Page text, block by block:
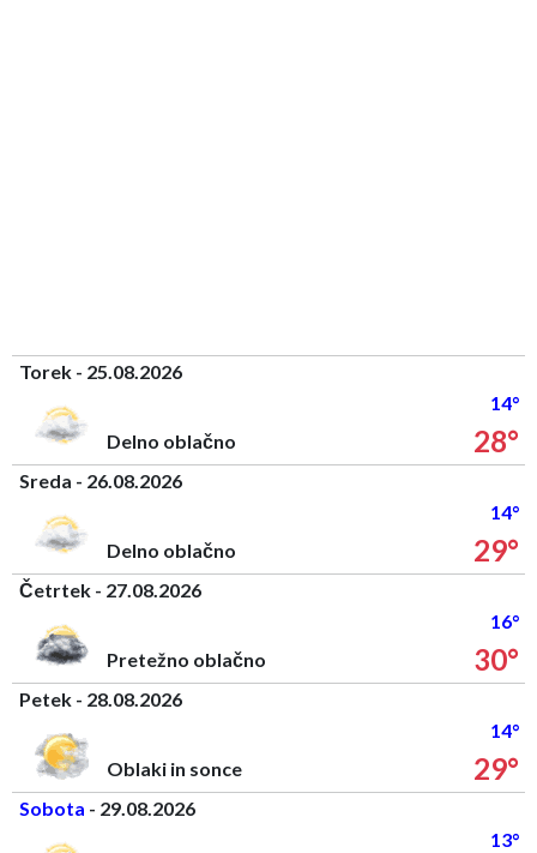
Torek - 25.08.2026
14°
Delno oblačno
28°
Sreda - 26.08.2026
14°
Delno oblačno
29°
Četrtek - 27.08.2026
16°
Pretežno oblačno
30°
Petek - 28.08.2026
14°
Oblaki in sonce
29°
Sobota - 29.08.2026
13°